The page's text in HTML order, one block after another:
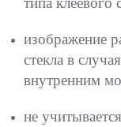
изображение
стекла в
внутренним
не